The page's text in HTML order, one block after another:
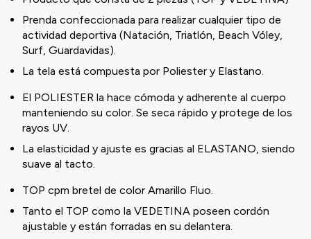
Prenda confeccionada para realizar cualquier tipo de
actividad deportiva (Natación, Triatlón, Beach Vóley,
Surf, Guardavidas).
La tela está compuesta por Poliester y Elastano.
El POLIESTER la hace cómoda y adherente al cuerpo
manteniendo su color. Se seca rápido y protege de los
rayos UV.
La elasticidad y ajuste es gracias al ELASTANO, siendo
suave al tacto.
TOP cpm bretel de color Amarillo Fluo.
Tanto el TOP como la VEDETINA poseen cordón
ajustable y están forradas en su delantera.